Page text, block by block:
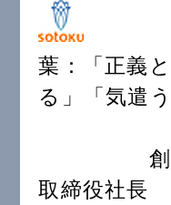
り
葉：「正義
る」「
創徳企
取締役社長